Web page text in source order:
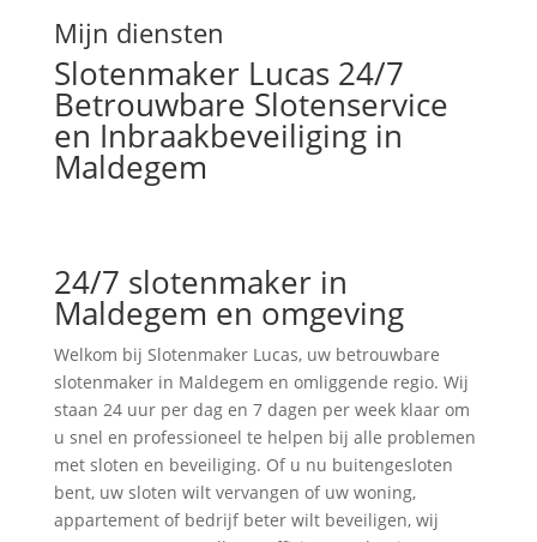
Mijn diensten
Slotenmaker Lucas 24/7
Betrouwbare Slotenservice
en Inbraakbeveiliging in
Maldegem
24/7 slotenmaker in
Maldegem en omgeving
Welkom bij Slotenmaker Lucas, uw betrouwbare
slotenmaker in Maldegem en omliggende regio. Wij
staan 24 uur per dag en 7 dagen per week klaar om
u snel en professioneel te helpen bij alle problemen
met sloten en beveiliging. Of u nu buitengesloten
bent, uw sloten wilt vervangen of uw woning,
appartement of bedrijf beter wilt beveiligen, wij